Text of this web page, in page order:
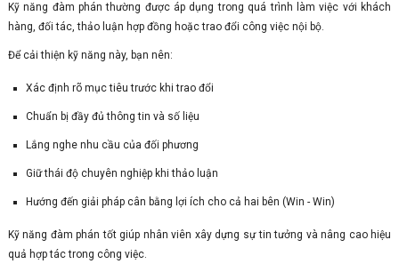
Kỹ năng đàm phán thường được áp dụng trong quá trình làm việc với khách
hàng, đối tác, thảo luận hợp đồng hoặc trao đổi công việc nội bộ.
Để cải thiện kỹ năng này, bạn nên:
Xác định rõ mục tiêu trước khi trao đổi
Chuẩn bị đầy đủ thông tin và số liệu
Lắng nghe nhu cầu của đối phương
Giữ thái độ chuyên nghiệp khi thảo luận
Hướng đến giải pháp cân bằng lợi ích cho cả hai bên (Win - Win)
Kỹ năng đàm phán tốt giúp nhân viên xây dựng sự tin tưởng và nâng cao hiệu
quả hợp tác trong công việc.